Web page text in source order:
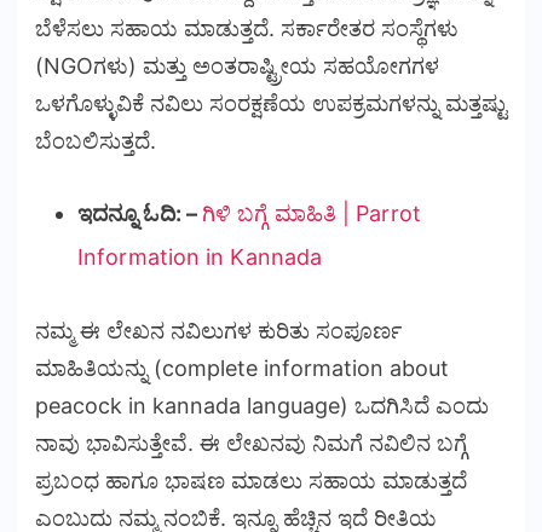
ಬೆಳೆಸಲು ಸಹಾಯ ಮಾಡುತ್ತದೆ. ಸರ್ಕಾರೇತರ ಸಂಸ್ಥೆಗಳು
(NGOಗಳು) ಮತ್ತು ಅಂತರಾಷ್ಟ್ರೀಯ ಸಹಯೋಗಗಳ
ಒಳಗೊಳ್ಳುವಿಕೆ ನವಿಲು ಸಂರಕ್ಷಣೆಯ ಉಪಕ್ರಮಗಳನ್ನು ಮತ್ತಷ್ಟು
ಬೆಂಬಲಿಸುತ್ತದೆ.
ಇದನ್ನೂ ಓದಿ: – ಗಿಳಿ ಬಗ್ಗೆ ಮಾಹಿತಿ | Parrot
Information in Kannada
ನಮ್ಮ ಈ ಲೇಖನ ನವಿಲುಗಳ ಕುರಿತು ಸಂಪೂರ್ಣ
ಮಾಹಿತಿಯನ್ನು (complete information about
peacock in kannada language) ಒದಗಿಸಿದೆ ಎಂದು
ನಾವು ಭಾವಿಸುತ್ತೇವೆ. ಈ ಲೇಖನವು ನಿಮಗೆ ನವಿಲಿನ ಬಗ್ಗೆ
ಪ್ರಬಂಧ ಹಾಗೂ ಭಾಷಣ ಮಾಡಲು ಸಹಾಯ ಮಾಡುತ್ತದೆ
ಎಂಬುದು ನಮ್ಮ ನಂಬಿಕೆ. ಇನ್ನೂ ಹೆಚ್ಚಿನ ಇದೆ ರೀತಿಯ